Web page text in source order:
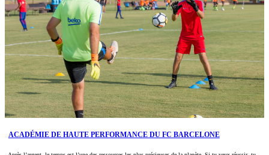
ACADÉMIE DE HAUTE PERFORMANCE DU FC BARCELONE